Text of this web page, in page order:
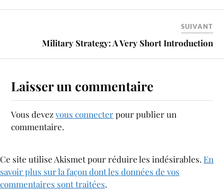
SUIVANT
Military Strategy: A Very Short Introduction
Laisser un commentaire
Vous devezvous connecterpour publier un
commentaire.
Ce site utilise Akismet pour réduire les indésirables. En
savoir plus sur la façon dont les données de vos
commentaires sont traitées.